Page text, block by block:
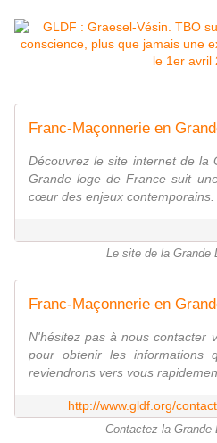
Découvrez le site internet de la
Grande loge de France suit
cœur des enjeux contemporains.
Le site de la Grande
N'hésitez pas à nous contacter
pour obtenir les informations
reviendrons vers vous
http://www.gldf.org/
Contactez la Grande